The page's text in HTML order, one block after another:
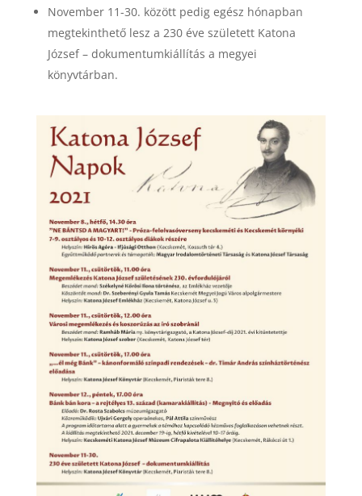
November 11-30. között pedig egész hónapban
megtekinthető lesz a 230 éve született Katona
József – dokumentumkiállítás a megyei
könyvtárban.